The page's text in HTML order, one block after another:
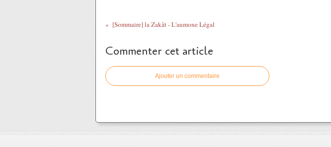
[Sommaire] la Zakât - L'aumone Légal
Commenter cet article
Ajouter un commentaire